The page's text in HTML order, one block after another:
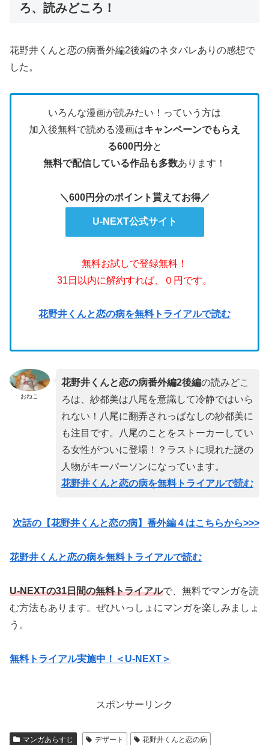
ろ、読みどころ！
花野井くんと恋の病番外編2後編のネタバレありの感想で
した。
いろんな漫画が読みたい！っていう方は
加入後無料で読める漫画はキャンペーンでもらえ
る600円分と
無料で配信している作品も多数あります！
＼600円分のポイント貰えてお得／
U-NEXT公式サイト
無料お試しで登録無料！
31日以内に解約すれば、０円です。
花野井くんと恋の病を無料トライアルで読む
おねこ
花野井くんと恋の病番外編2後編の読みどこ
ろは、紗都美は八尾を意識して冷静ではいら
れない！八尾に翻弄されっぱなしの紗都美に
も注目です。八尾のことをストーカーしてい
る女性がついに登場！？ラストに現れた謎の
人物がキーパーソンになっています。
花野井くんと恋の病を無料トライアルで読む
次話の【花野井くんと恋の病】番外編４はこちらから>>>
花野井くんと恋の病を無料トライアルで読む
U-NEXTの31日間の無料トライアルで、無料でマンガを読
む方法もあります。ぜひいっしょにマンガを楽しみましょ
う。
無料トライアル実施中！＜U-NEXT＞
スポンサーリンク
マンガあらすじ デザート 花野井くんと恋の病